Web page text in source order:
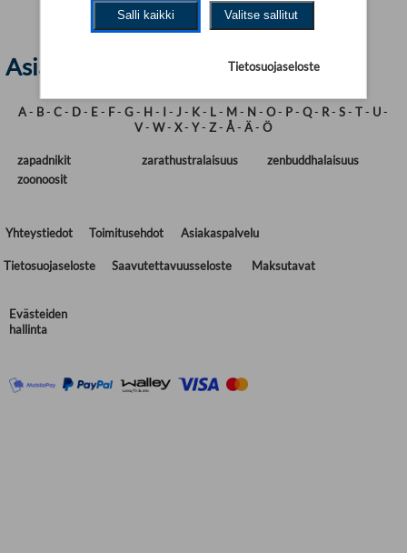
Asiasanat
A- B-C- D- E- F-G- H - I -J - K- L- M - N -O- P-Q- R-S-T- U-
V-W-X-Y-Z-Å-Ä-Ö
zapadnikit zarathustralaisuus
zenbuddhalaisuus
zoonoosit
Yhteystiedot Toimitusehdot Asiakaspalvelu
Tietosuojaseloste Saavutettavuusseloste Maksutavat
Evästeiden
hallinta
Salli kaikki Valitse sallitut
Tietosuojaseloste